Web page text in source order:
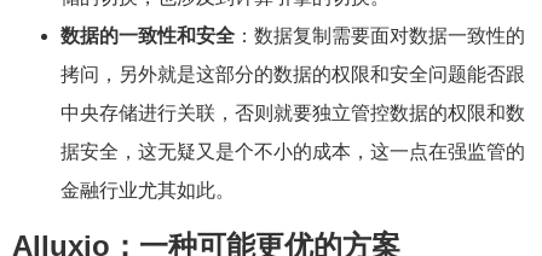
数据的一致性和安全
：数据复制需要面对数据一致性的
拷问，另外就是这部分的数据的权限和安全问题能否跟
中央存储进行关联，否则就要独立管控数据的权限和数
据安全，这无疑又是个不小的成本，这一点在强监管的
金融行业尤其如此。
Alluxio ：一种可能更优的方案